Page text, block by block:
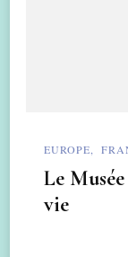
EUROPE
Le
vie